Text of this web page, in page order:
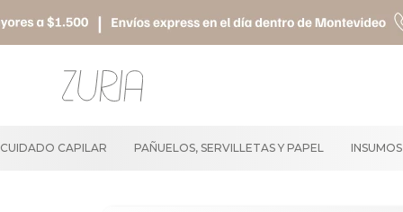
CUIDADO CAPILAR PAÑUELOS, SERVILLETAS Y PAPEL INSUMOS